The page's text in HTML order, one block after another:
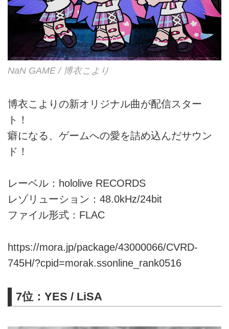
NaN GAME / 博衣こより
博衣こよりの新オリジナル曲が配信スター
ト！
癖になる、ゲームへの愛を詰め込んだサウン
ド！
レーベル：hololive RECORDS
レゾリューション：48.0kHz/24bit
ファイル形式：FLAC
https://mora.jp/package/43000066/CVRD-
745H/?cpid=morak.ssonline_rank0516
7位：YES / LiSA